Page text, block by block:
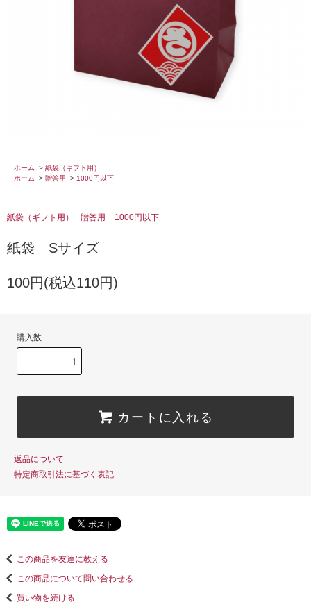
ホーム > 紙袋（ギフト用）
ホーム
> 贈答用 > 1000円以下
紙袋（ギフト用） 贈答用 1000円以下
紙袋 Sサイズ
100円(税込110円)
購入数
カートに入れる
返品について
特定商取引法に基づく表記
この商品を友達に教える
この商品について問い合わせる
買い物を続ける